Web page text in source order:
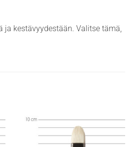
kestävyydestään. Valitse tämä,